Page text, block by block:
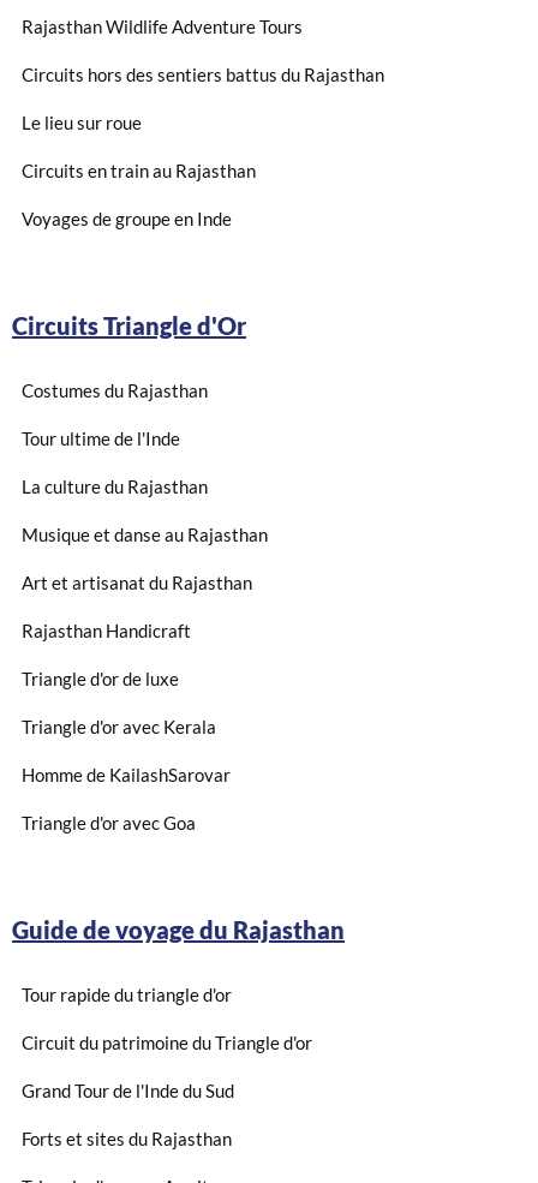
Rajasthan Wildlife Adventure Tours
Circuits hors des sentiers battus du Rajasthan
Le lieu sur roue
Circuits en train au Rajasthan
Voyages de groupe en Inde
Circuits Triangle d'Or
Costumes du Rajasthan
Tour ultime de l'Inde
La culture du Rajasthan
Musique et danse au Rajasthan
Art et artisanat du Rajasthan
Rajasthan Handicraft
Triangle d'or de luxe
Triangle d'or avec Kerala
Homme de KailashSarovar
Triangle d'or avec Goa
Guide de voyage du Rajasthan
Tour rapide du triangle d'or
Circuit du patrimoine du Triangle d'or
Grand Tour de l'Inde du Sud
Forts et sites du Rajasthan